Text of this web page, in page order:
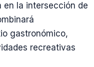
en la intersección de
gastronómico,
recreativas